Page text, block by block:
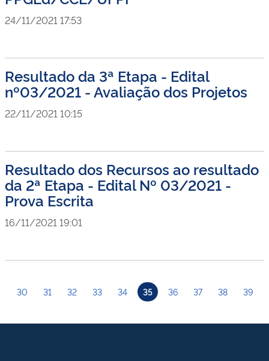
24/11/2021 17:53
Resultado da 3ª Etapa - Edital
nº03/2021 - Avaliação dos Projetos
22/11/2021 10:15
Resultado dos Recursos ao resultado
da 2ª Etapa - Edital Nº 03/2021 -
Prova Escrita
16/11/2021 19:01
30 31 32 33 34 35 36 37 38 39